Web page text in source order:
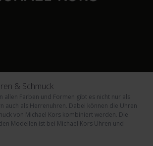
& Schmuck
allen Farben und Formen gibt es nicht nur als
auch als Herrenuhren. Dabei können die Uhren
von Michael Kors kombiniert werden. Die
Modellen ist bei Michael Kors Uhren und